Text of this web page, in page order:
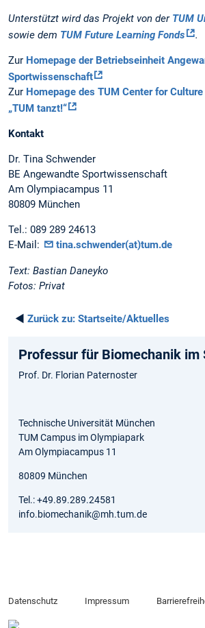
Unterstützt wird das Projekt von der TUM
sowie dem TUM Future Learning Fonds .
Zur Homepage der Betriebseinheit
Sportwissenschaft
Zur Homepage des TUM Center for
„TUM tanzt!“
Kontakt
Dr. Tina Schwender
BE Angewandte Sportwissenschaft
Am Olympiacampus 11
80809 München
Tel.: 089 289 24613
E-Mail:
tina.schwender(at)tum.de
Text: Bastian Daneyko
Fotos: Privat
◄ Zurück zu: Startseite/Aktuelles
Professur für Biomechanik im
Prof. Dr. Florian Paternoster
Technische Universität München
TUM Campus im Olympiapark
Am Olympiacampus 11
80809 München
Tel.: +49.89.289.24581
info.biomechanik@mh.tum.de
Datenschutz Impressum